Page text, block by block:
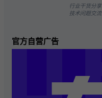
行业干货分享
技术问题交流
官方自营广告